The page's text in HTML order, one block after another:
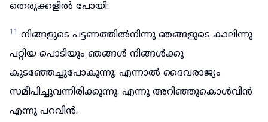
തെരുക്കളിൽ പോയി:
11 നിങ്ങളുടെ പട്ടണത്തിൽനിന്നു ഞങ്ങളുടെ കാലിന്നു
പറ്റിയ പൊടിയും ഞങ്ങൾ നിങ്ങൾക്കു
കുടഞ്ഞേച്ചുപോകുന്നു; എന്നാൽ ദൈവരാജ്യം
സമീപിച്ചുവന്നിരിക്കുന്നു. എന്നു അറിഞ്ഞുകൊൾവിൻ
എന്നു പറവിൻ.